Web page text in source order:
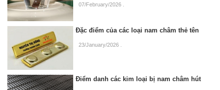
07/February/2026
Đặc điểm của các loại nam châm thẻ tên
23/January/2026
Điểm danh các kim loại bị nam châm hút